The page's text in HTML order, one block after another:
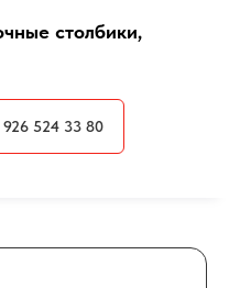
столбики,
926 524 33 80